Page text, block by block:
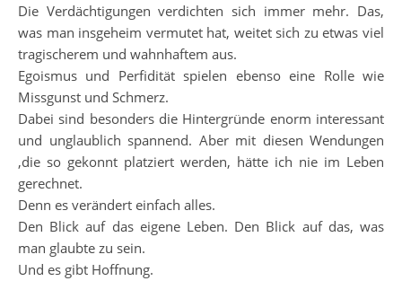
Die Verdächtigungen verdichten sich immer mehr. Das,
was man insgeheim vermutet hat, weitet sich zu etwas viel
tragischerem und wahnhaftem aus.
Egoismus und Perfidität spielen ebenso eine Rolle wie
Missgunst und Schmerz.
Dabei sind besonders die Hintergründe enorm interessant
und unglaublich spannend. Aber mit diesen Wendungen
,die so gekonnt platziert werden, hätte ich nie im Leben
gerechnet.
Denn es verändert einfach alles.
Den Blick auf das eigene Leben. Den Blick auf das, was
man glaubte zu sein.
Und es gibt Hoffnung.